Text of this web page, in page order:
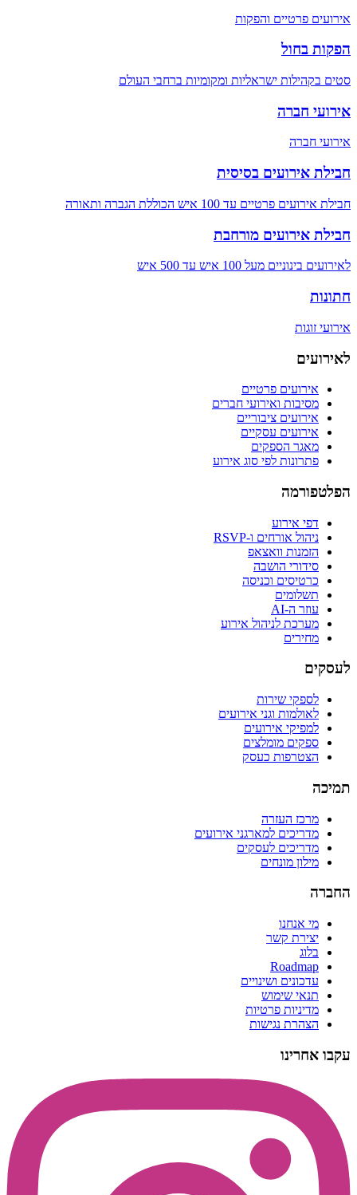
אירועים פרטיים והפקות
הפקות בחול
סטים בקהילות ישראליות ומקומיות ברחבי העולם
אירועי חברה
אירועי חברה
חבילת אירועים בסיסית
חבילת אירועים פרטיים עד 100 איש הכוללת הגברה ותאורה
חבילת אירועים מורחבת
לאירועים בינוניים מעל 100 איש עד 500 איש
חתונות
אירועי זוגות
לאירועים
אירועים פרטיים
מסיבות ואירועי חברים
אירועים ציבוריים
אירועים עסקיים
מאגר הספקים
פתרונות לפי סוג אירוע
הפלטפורמה
דפי אירוע
ניהול אורחים ו-RSVP
הזמנות וואצאפ
סידורי הושבה
כרטיסים וכניסה
תשלומים
עוזר ה-AI
מערכת לניהול אירוע
מחירים
לעסקים
לספקי שירות
לאולמות וגני אירועים
למפיקי אירועים
ספקים מומלצים
הצטרפות כעסק
תמיכה
מרכז העזרה
מדריכים למארגני אירועים
מדריכים לעסקים
מילון מונחים
החברה
מי אנחנו
יצירת קשר
בלוג
Roadmap
עדכונים ושינויים
תנאי שימוש
מדיניות פרטיות
הצהרת נגישות
עקבו אחרינו